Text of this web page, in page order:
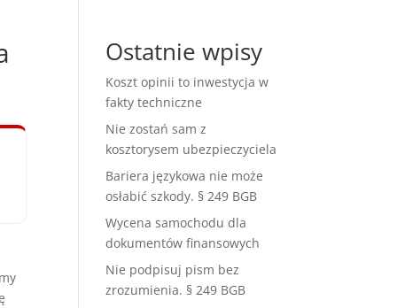
Ostatnie wpisy
Koszt opinii to inwestycja w
fakty techniczne
Nie zostań sam z
kosztorysem ubezpieczyciela
Bariera językowa nie może
osłabić szkody. § 249 BGB
Wycena samochodu dla
dokumentów finansowych
Nie podpisuj pism bez
zrozumienia. § 249 BGB